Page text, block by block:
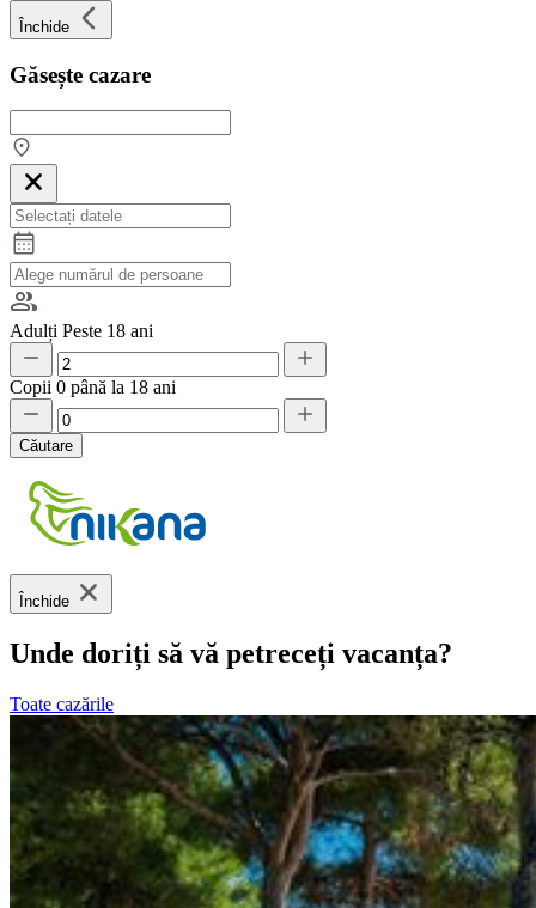
Închide
Găsește cazare
Adulți Peste 18 ani
Copii 0 până la 18 ani
Căutare
Închide
Unde doriți să vă petreceți vacanța?
Toate cazările